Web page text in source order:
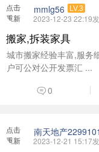
点击
重新
mmlg56 LV.3
2023-12-23 22:19
搬家,拆装家具
城市搬家经验丰富,服务
户可公对公开发票汇 ...
0
点击
重新
南天地产2299101
2023-12-21 15:17